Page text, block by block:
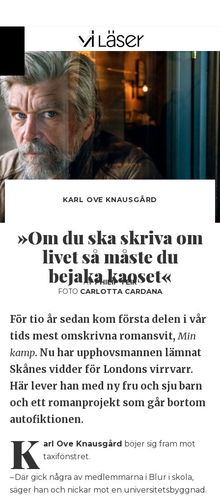
KARL OVE KNAUSGÅRD
»Om du ska skriva om
livet så måste du
bejaka kaoset«
AVPHILIP TEIR
FOTO CARLOTTA CARDANA
För tio år sedan kom första delen i vår
tids mest omskrivna romansvit,Min
kamp. Nu har upphovsmannen lämnat
Skånes vidder för Londons virrvarr.
Här lever han med ny fru och sju barn
och ett romanprojekt som går bortom
autofiktionen.
K arl Ove Knausgård böjer sig fram mot
taxifönstret.
– Där gick några av medlemmarna i Blur i skola,
säger han och nickar mot en universitetsbyggnad.